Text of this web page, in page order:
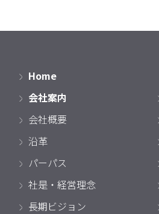
Home
会社案内
会社概要
沿革
パーパス
社是・経営理念
長期ビジョン